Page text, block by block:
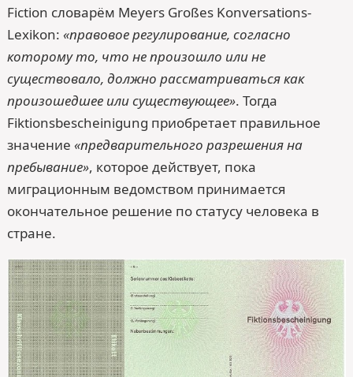
Fiction словарём Meyers Großes Konversations-
Lexikon: «правовое регулирование, согласно
которому то, что не произошло или не
существовало, должно рассматриваться как
произошедшее или существующее». Тогда
Fiktionsbescheinigung приобретает правильное
значение «предварительного разрешения на
пребывание», которое действует, пока
миграционным ведомством принимается
окончательное решение по статусу человека в
стране.